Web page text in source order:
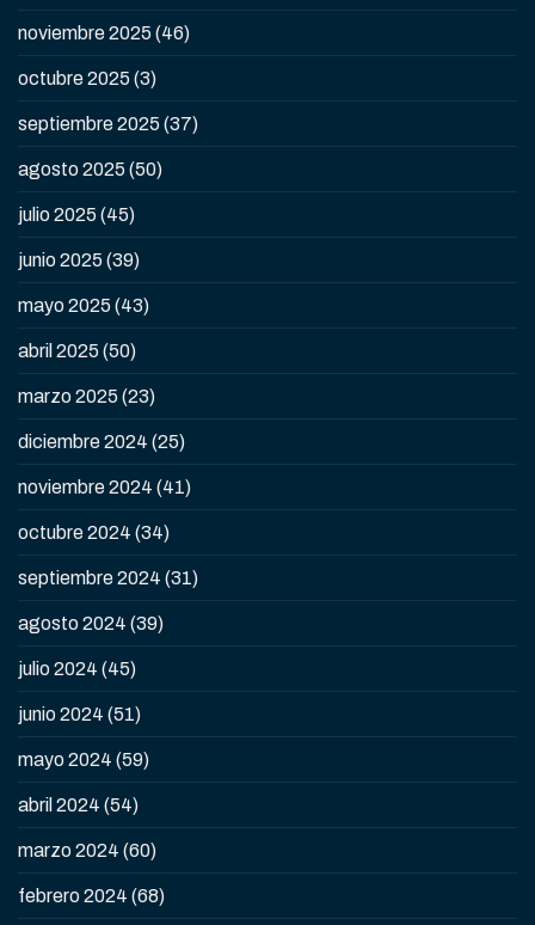
noviembre 2025 (46)
octubre 2025 (3)
septiembre 2025 (37)
agosto 2025 (50)
julio 2025 (45)
junio 2025 (39)
mayo 2025 (43)
abril 2025 (50)
marzo 2025 (23)
diciembre 2024 (25)
noviembre 2024 (41)
octubre 2024 (34)
septiembre 2024 (31)
agosto 2024 (39)
julio 2024 (45)
junio 2024 (51)
mayo 2024 (59)
abril 2024 (54)
marzo 2024 (60)
febrero 2024 (68)